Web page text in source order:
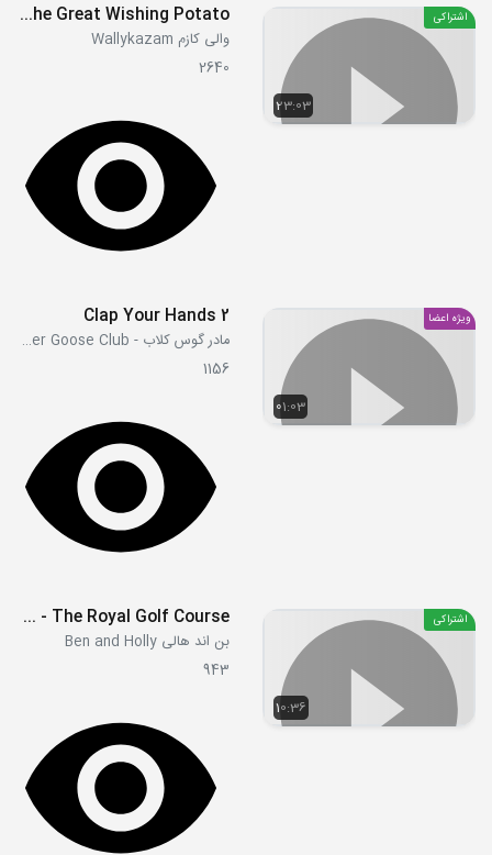
23:03
اشتراکی S01E09 - The Great Wishing Potato
والی کازم Wallykazam
2640
01:03
ویژه اعضا Clap Your Hands 2
مادر گوس کلاب - Mother Goose Club
1156
10:36
اشتراکی S01E19 - The Royal Golf Course
بن اند هالی Ben and Holly
943